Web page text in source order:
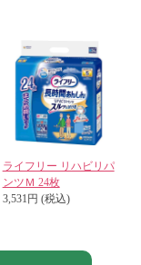
ライフリー リハビリパ
ンツＭ 24枚
3,531円 (税込)